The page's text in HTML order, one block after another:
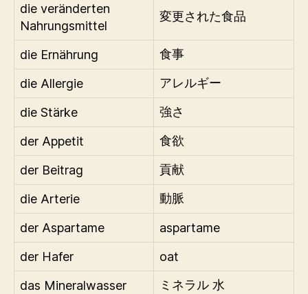
die veränderten
Nahrungsmittel
変更された食品
die Ernährung 食事
die Allergie アレルギー
die Stärke 強さ
der Appetit 食欲
der Beitrag 貢献
die Arterie 動脈
der Aspartame
aspartame
der Hafer
oat
das Mineralwasser
ミネラル 水